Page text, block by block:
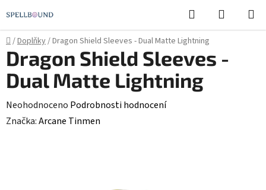
na
obsah
Hledat
KOŠÍK
Domů
/Doplňky/Dragon Shield Sleeves - Dual Matte Lightning
Dragon Shield Sleeves -
Dual Matte Lightning
Průměrné
hodnocení
Neohodnoceno Podrobnosti hodnocení
Značka:Arcane Tinmen